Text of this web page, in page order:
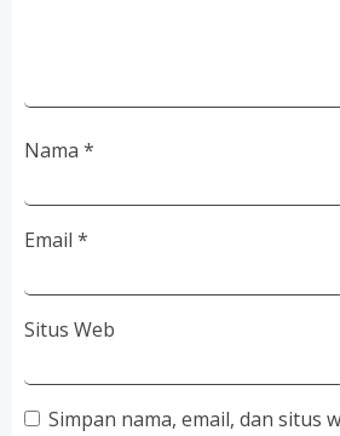
Nama *
Email *
Situs Web
Simpan nama, email, dan situs